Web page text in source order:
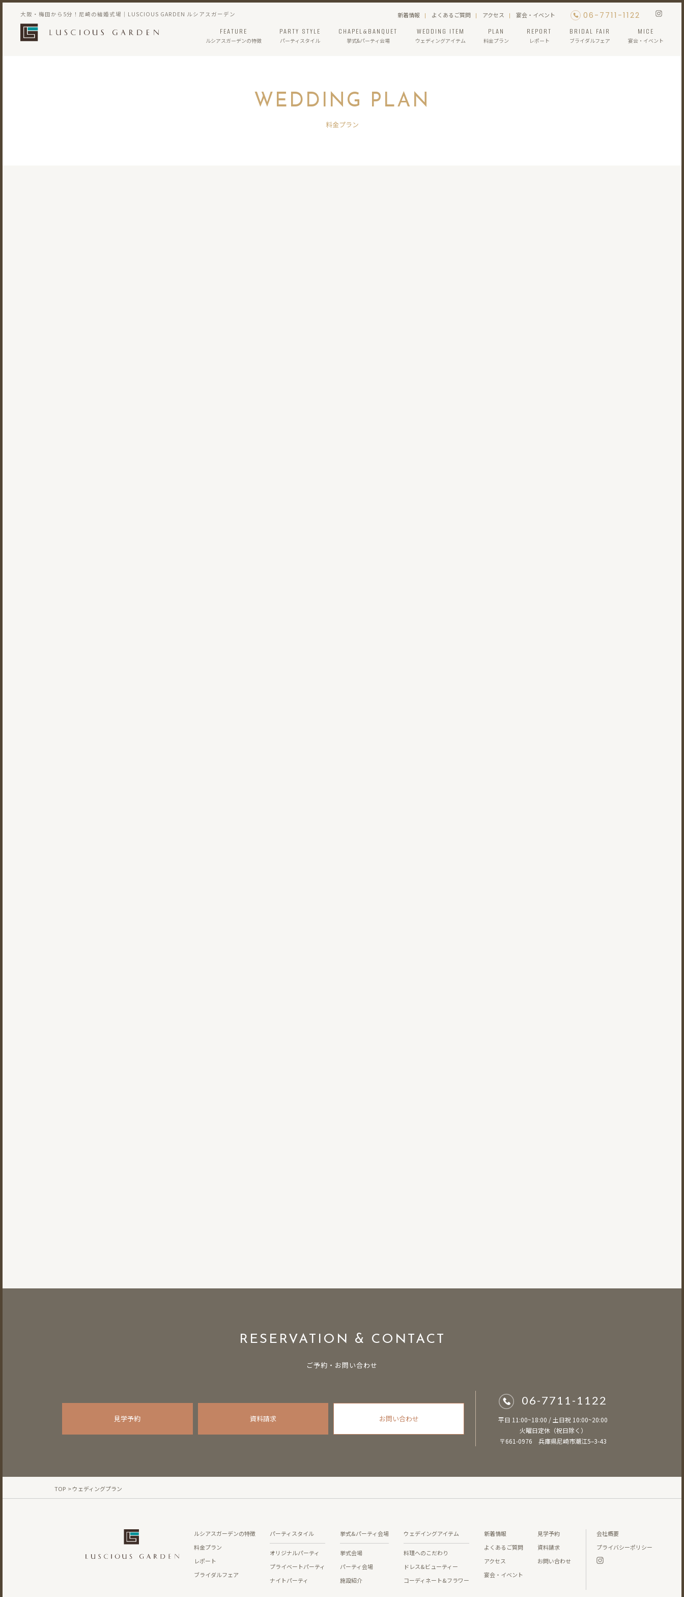
大阪・梅田から5分！尼崎の結婚式場｜LUSCIOUS GARDEN ルシアスガーデン
FEATURE
ルシアスガーデンの特徴
PARTY STYLE
パーティスタイル
CHAPEL&BANQUET
挙式&パーティ会場
WEDDING ITEM
ウェディングアイテム
PLAN
料金プラン
REPORT
レポート
BRIDAL FAIR
ブライダルフェア
MICE
宴会・イベント
新着情報 よくあるご質問 アクセス 宴会・イベント 06-7711-1122
WEDDING PLAN
料金プラン
RESERVATION & CONTACT
ご予約・お問い合わせ
見学予約 資料請求 お問い合わせ
06-7711-1122
平日 11:00~18:00 / 土日祝 10:00~20:00
火曜日定休（祝日除く）
〒661-0976 兵庫県尼崎市潮江5–3-43
TOP > ウェディングプラン
ルシアスガーデンの特徴
料金プラン
レポート
ブライダルフェア
パーティスタイル
オリジナルパーティ
プライベートパーティ
ナイトパーティ
挙式&パーティ会場
挙式会場
パーティ会場
施設紹介
ウェデイングアイテム
料理へのこだわり
ドレス&ビューティー
コーディネート&フラワー
新着情報
よくあるご質問
アクセス
宴会・イベント
見学予約
資料請求
お問い合わせ
会社概要
プライバシーポリシー